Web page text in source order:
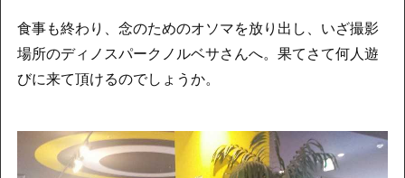
食事も終わり、念のためのオソマを放り出し、いざ撮影
場所のディノスパークノルベサさんへ。果てさて何人遊
びに来て頂けるのでしょうか。